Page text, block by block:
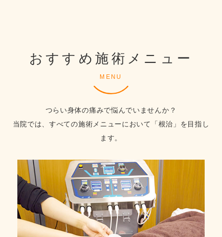
おすすめ施術メニュー
MENU
つらい身体の痛みで悩んでいませんか？
当院では、すべての施術メニューにおいて「根治」を目指し
ます。